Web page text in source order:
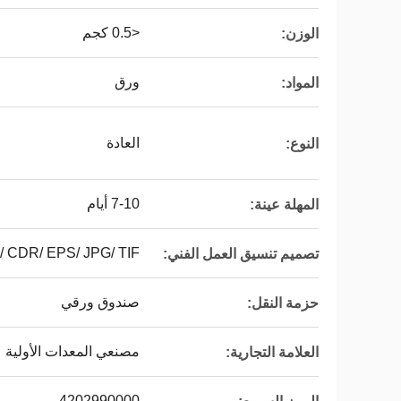
الوزن: <0.5 كجم
المواد: ورق
النوع: العادة
المهلة عينة: 7-10 أيام
تصميم تنسيق العمل الفني: CDR/ EPS/ JPG/ TIF
حزمة النقل: صندوق ورقي
العلامة التجارية: مصنعي المعدات الأولية